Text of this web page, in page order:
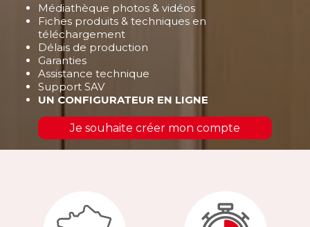
Médiathèque photos & vidéos
Fiches produits & techniques en
téléchargement
Délais de production
Garanties
Assistance technique
Support SAV
UN CONFIGURATEUR EN LIGNE
Je souhaite créer mon compte